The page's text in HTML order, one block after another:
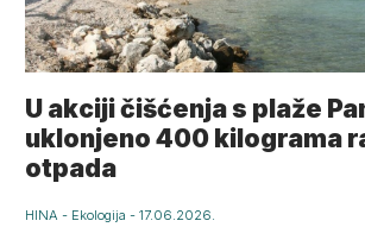
U akciji čišćenja s plaže
uklonjeno 400 kilograma
otpada
HINA - Ekologija -17.06.2026.